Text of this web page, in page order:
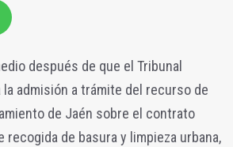
después de que el Tribunal
la admisión a trámite del recurso de
de Jaén sobre el contrato
recogida de basura y limpieza urbana,